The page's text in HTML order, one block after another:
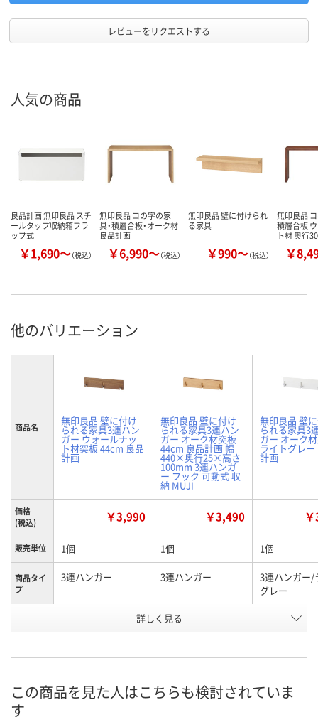
レビューをリクエストする
人気の商品
良品計画 無印良品 スチ
ールタップ収納箱フラ
ップ式
￥1,690～（税込）
無印良品 コの字の家
具・積層合板・オーク材
良品計画
￥6,990～（税込）
無印良品 壁に付けられ
る家具
￥990～（税込）
無印良品
積層合板
ト材 奥行
￥
他のバリエーション
商品名 無印良品 壁に付け
られる家具3連ハン
ガー ウォールナッ
ト材突板 44cm 良品
計画
無印良品 壁に付け
られる家具3連ハン
ガー オーク材突板
44cm 良品計画 幅
440×奥行25×高さ
100mm 3連ハンガ
ー フック 可動式 収
納 MUJI
無印良品 壁
られる家具3
ガー オーク
ライトグレー
計画
価格
(税込)
￥3,990 ￥3,490
販売単位 1個 1個 1個
商品タイ
プ
3連ハンガー 3連ハンガー
3連ハンガー/
グレー
オーク材 オーク材
号
お届け日
詳しく見る
この商品を見た人はこちらも検討されていま
す